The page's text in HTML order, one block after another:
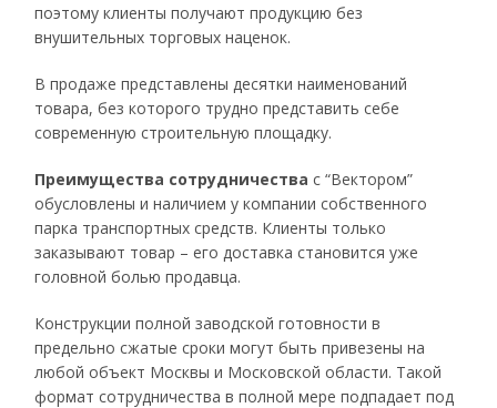
поэтому клиенты получают продукцию без
внушительных торговых наценок.
В продаже представлены десятки наименований
товара, без которого трудно представить себе
современную строительную площадку.
Преимущества сотрудничества с “Вектором”
обусловлены и наличием у компании собственного
парка транспортных средств. Клиенты только
заказывают товар – его доставка становится уже
головной болью продавца.
Конструкции полной заводской готовности в
предельно сжатые сроки могут быть привезены на
любой объект Москвы и Московской области. Такой
формат сотрудничества в полной мере подпадает под